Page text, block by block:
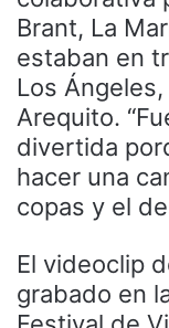
Brant, La
estaban en
Los
Arequito.
divertida
hacer una
copas y el
El videoclip
grabado en